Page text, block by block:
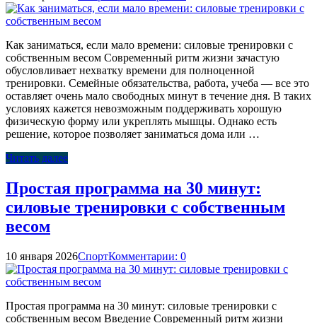
Как заниматься, если мало времени: силовые тренировки с
собственным весом Современный ритм жизни зачастую
обусловливает нехватку времени для полноценной
тренировки. Семейные обязательства, работа, учеба — все это
оставляет очень мало свободных минут в течение дня. В таких
условиях кажется невозможным поддерживать хорошую
физическую форму или укреплять мышцы. Однако есть
решение, которое позволяет заниматься дома или …
Читать далее
Простая программа на 30 минут:
силовые тренировки с собственным
весом
10 января 2026СпортКомментарии: 0
Простая программа на 30 минут: силовые тренировки с
собственным весом Введение Современный ритм жизни